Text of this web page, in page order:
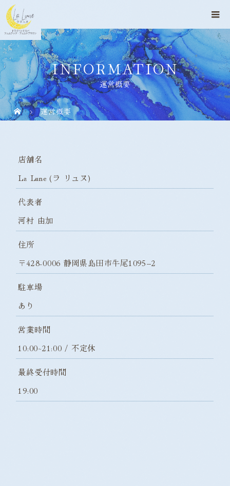
INFORMATION
運営概要
運営概要
店舗名
La Lune (ラ リュヌ)
代表者
河村 由加
住所
〒428-0006 静岡県島田市牛尾1095−2
駐車場
あり
営業時間
10:00~21:00 / 不定休
最終受付時間
19:00